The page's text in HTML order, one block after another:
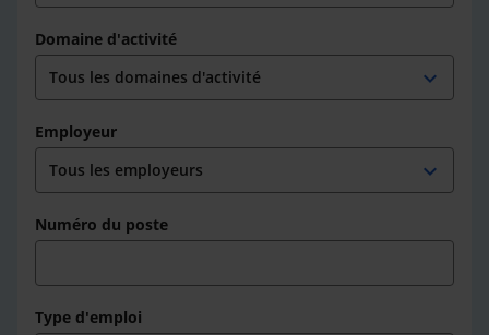
Domaine d'activité
expand_more
Employeur
expand_more
Numéro du poste
Type d'emploi